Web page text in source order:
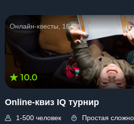
Онлайн-квесты, 16+
10.0
Online-квиз IQ турнир
1-500 человек Простая